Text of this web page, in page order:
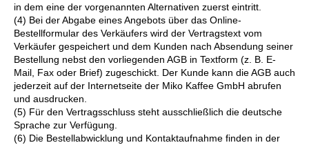
in dem eine der vorgenannten Alternativen zuerst eintritt.
(4) Bei der Abgabe eines Angebots über das Online-
Bestellformular des Verkäufers wird der Vertragstext vom
Verkäufer gespeichert und dem Kunden nach Absendung seiner
Bestellung nebst den vorliegenden AGB in Textform (z. B. E-
Mail, Fax oder Brief) zugeschickt. Der Kunde kann die AGB auch
jederzeit auf der Internetseite der Miko Kaffee GmbH abrufen
und ausdrucken.
(5) Für den Vertragsschluss steht ausschließlich die deutsche
Sprache zur Verfügung.
(6) Die Bestellabwicklung und Kontaktaufnahme finden in der